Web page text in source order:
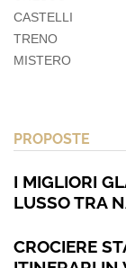
CASTELLI
TRENO
MISTERO
PROPOSTE
I MIGLIORI
LUSSO TRA
CROCIERE